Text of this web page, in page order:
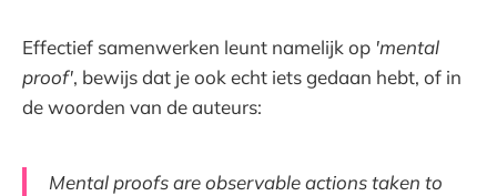
Effectief samenwerken leunt namelijk op 'mental
proof', bewijs dat je ook echt iets gedaan hebt, of in
de woorden van de auteurs:
Mental proofs are observable actions taken to